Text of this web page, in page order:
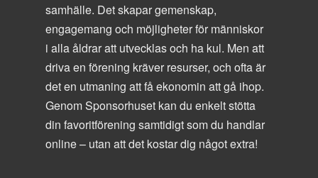
samhälle. Det skapar gemenskap,
engagemang och möjligheter för människor
i alla åldrar att utvecklas och ha kul. Men att
driva en förening kräver resurser, och ofta är
det en utmaning att få ekonomin att gå ihop.
Genom Sponsorhuset kan du enkelt stötta
din favoritförening samtidigt som du handlar
online – utan att det kostar dig något extra!